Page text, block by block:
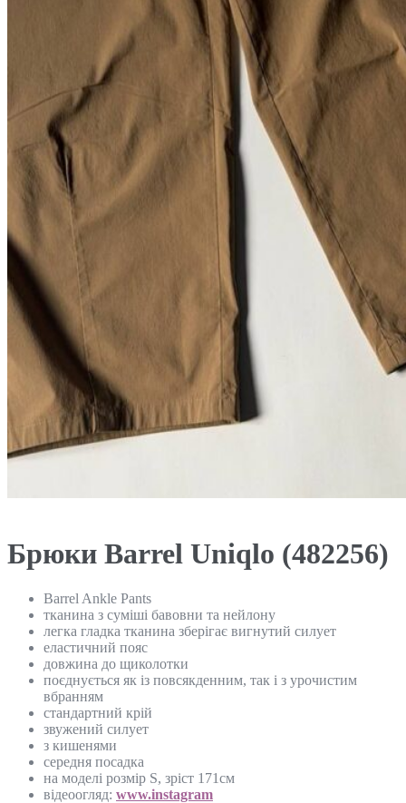
Брюки Barrel Uniqlo (482256)
Barrel Ankle Pants
тканина з суміші бавовни та нейлону
легка гладка тканина зберігає вигнутий силует
еластичний пояс
довжина до щиколотки
поєднується як із повсякденним, так і з урочистим
вбранням
стандартний крій
звужений силует
з кишенями
середня посадка
на моделі розмір S, зріст 171см
відеоогляд: www.instagram